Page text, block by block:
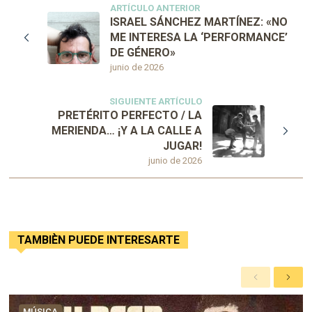
ARTÍCULO ANTERIOR
junio de 2026
ISRAEL SÁNCHEZ MARTÍNEZ: «NO
ME INTERESA LA ‘PERFORMANCE’
DE GÉNERO»
SIGUIENTE ARTÍCULO
junio de 2026
PRETÉRITO PERFECTO / LA
MERIENDA… ¡Y A LA CALLE A
JUGAR!
TAMBIÈN PUEDE INTERESARTE
A
n
t
S
i
g